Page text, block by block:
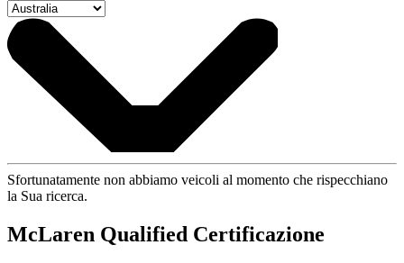
Sfortunatamente non abbiamo veicoli al momento che rispecchiano
la Sua ricerca.
McLaren Qualified Certificazione